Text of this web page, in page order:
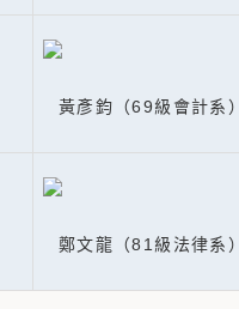
黃彥鈞（69級會計系）
鄭文龍 （81級法律系）